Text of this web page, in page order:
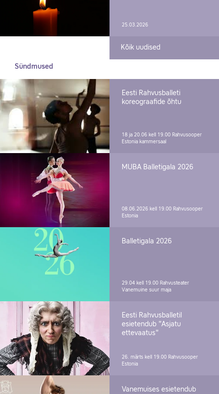
25.03.2026
Kõik uudised
Sündmused
Eesti Rahvusballeti
koreograafide õhtu
18 ja 20.06 kell 19.00 Rahvusooper
Estonia kammersaal
MUBA Balletigala 2026
08.06.2026 kell 19.00 Rahvusooper
Estonia
Balletigala 2026
29.04 kell 19.00 Rahvusteater
Vanemuine suur maja
Eesti Rahvusballetil
esietendub "Asjatu
ettevaatus"
26. märts kell 19.00 Rahvusooper
Estonia
Vanemuises esietendub